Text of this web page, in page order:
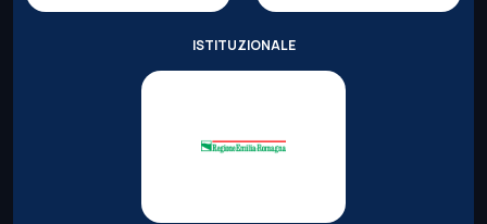
ISTITUZIONALE